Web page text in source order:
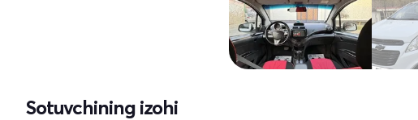
Sotuvchining izohi